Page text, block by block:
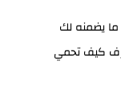
يضمنه لك
كيف تحمي